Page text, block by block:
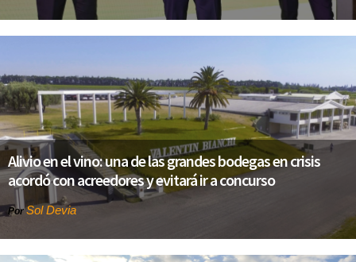
Alivio en el vino: una de las grandes bodegas en crisis
acordó con acreedores y evitará ir a concurso
PorSol Devia